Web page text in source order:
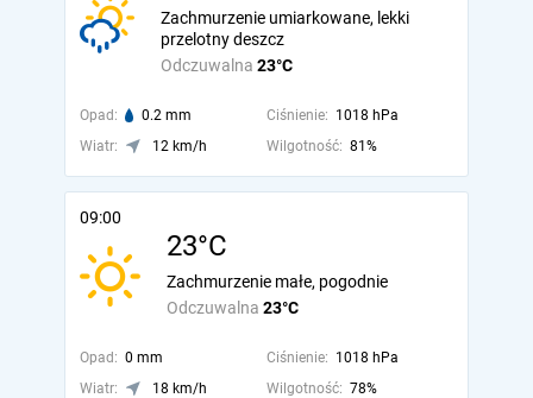
Odczuwalna 23°C
Zachmurzenie umiarkowane, lekki
przelotny deszcz
Opad: 0.2 mm Ciśnienie: 1018 hPa
Wiatr:
12 km/h Wilgotność: 81%
09:00
23°C
Odczuwalna 23°C
Zachmurzenie małe, pogodnie
Opad: 0 mm Ciśnienie: 1018 hPa
Wiatr:
18 km/h Wilgotność: 78%